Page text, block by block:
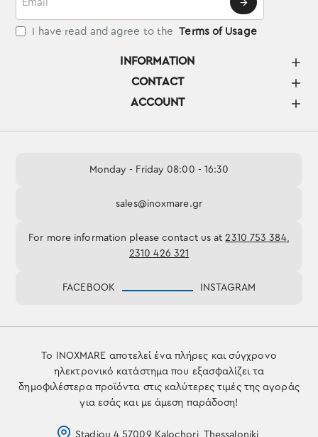
I have read and agree to the Terms of Usage
INFORMATION
CONTACT
ACCOUNT
Monday - Friday 08:00 - 16:30
sales@inoxmare.gr
For more information please contact us at2310 753 384,
2310 426 321
FACEBOOK INSTAGRAM
Το INOXMARE αποτελεί ένα πλήρες και σύγχρονο
ηλεκτρονικό κατάστημα που εξασφαλίζει τα
δημοφιλέστερα προϊόντα στις καλύτερες τιμές της αγοράς
για εσάς και με άμεση παράδοση!
Stadiou 4,57009 Kalochori, Thessaloniki